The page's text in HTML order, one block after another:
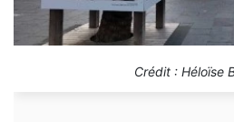
Crédit : Héloïse